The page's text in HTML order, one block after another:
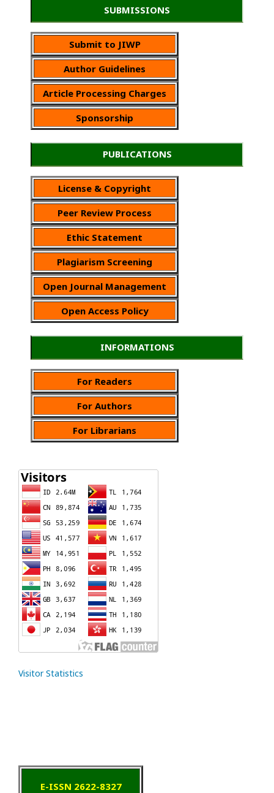
SUBMISSIONS
Submit to JIWP
Author Guidelines
Article Processing Charges
Sponsorship
PUBLICATIONS
License & Copyright
Peer Review Process
Ethic Statement
Plagiarism Screening
Open Journal Management
Open Access Policy
INFORMATIONS
For Readers
For Authors
For Librarians
Visitor Statistics
E-ISSN 2622-8327